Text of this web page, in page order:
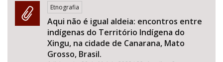
Etnografia
Aqui não é igual aldeia: encontros entre
indígenas do Território Indígena do
Xingu, na cidade de Canarana, Mato
Grosso, Brasil.